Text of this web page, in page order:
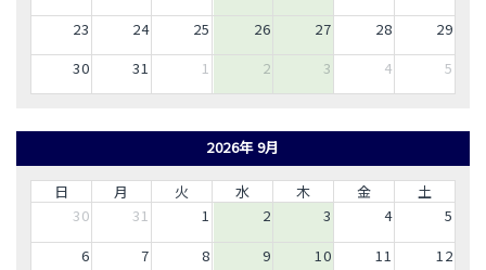
23
24 25 26 27 28
29
30
31 1 2 3 4 5
2026年 9月
日 月 火 水 木 金
土
30
31 1 2 3 4
5
6
7 8 9 10 11
12